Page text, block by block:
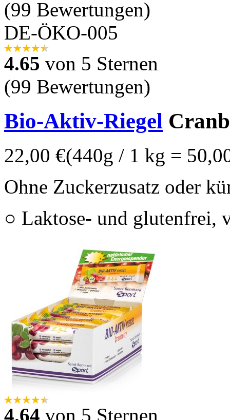
(99 Bewertungen)
DE-ÖKO-005
4.65 von 5 Sternen
(99 Bewertungen)
Bio-Aktiv-Riegel
22,00 €(440g / 1 kg =
Ohne Zuckerzusatz oder
○ Laktose- und glutenfrei,
4.64 von 5 Sternen